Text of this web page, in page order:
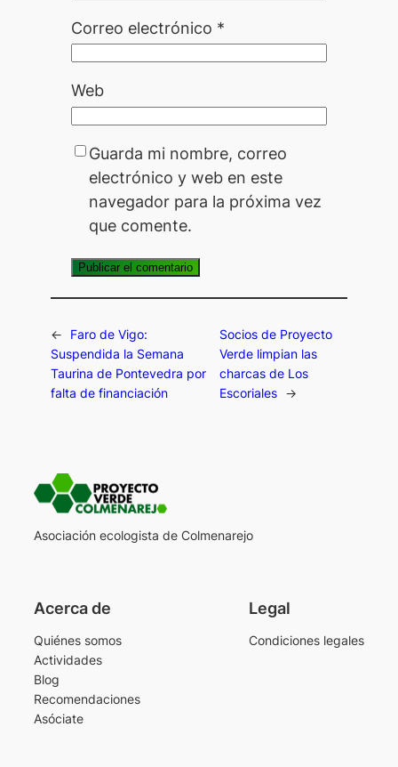
Correo electrónico *
Web
Guarda mi nombre, correo
electrónico y web en este
navegador para la próxima vez
que comente.
←
Faro de Vigo:
Suspendida la Semana
Taurina de Pontevedra por
falta de financiación
Socios de Proyecto
Verde limpian las
charcas de Los
Escoriales →
Asociación ecologista de Colmenarejo
Acerca de
Quiénes somos
Actividades
Blog
Recomendaciones
Asóciate
Legal
Condiciones legales